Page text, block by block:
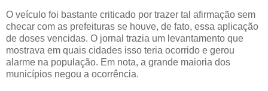
O veículo foi bastante criticado por trazer tal afirmação sem
checar com as prefeituras se houve, de fato, essa aplicação
de doses vencidas. O jornal trazia um levantamento que
mostrava em quais cidades isso teria ocorrido e gerou
alarme na população. Em nota, a grande maioria dos
municípios negou a ocorrência.